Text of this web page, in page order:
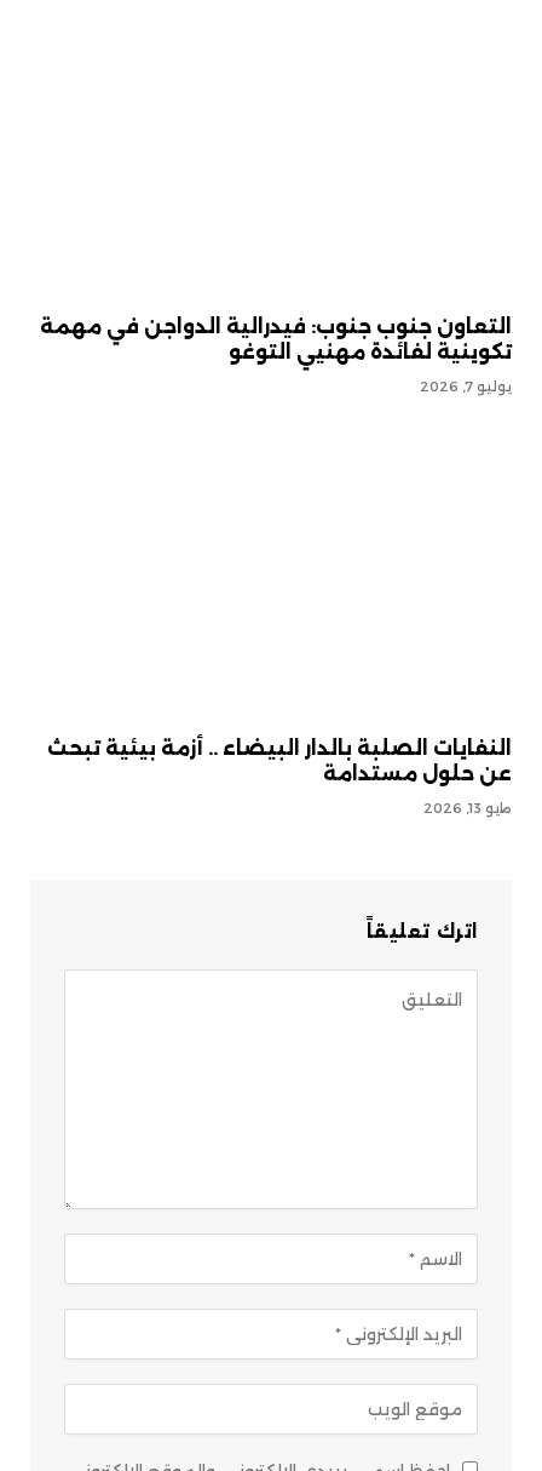
التعاون جنوب جنوب: فيدرالية الدواجن في مهمة
تكوينية لفائدة مهنيي التوغو
يوليو 7, 2026
النفايات الصلبة بالدار البيضاء .. أزمة بيئية تبحث
عن حلول مستدامة
مايو 13, 2026
اترك تعليقاً